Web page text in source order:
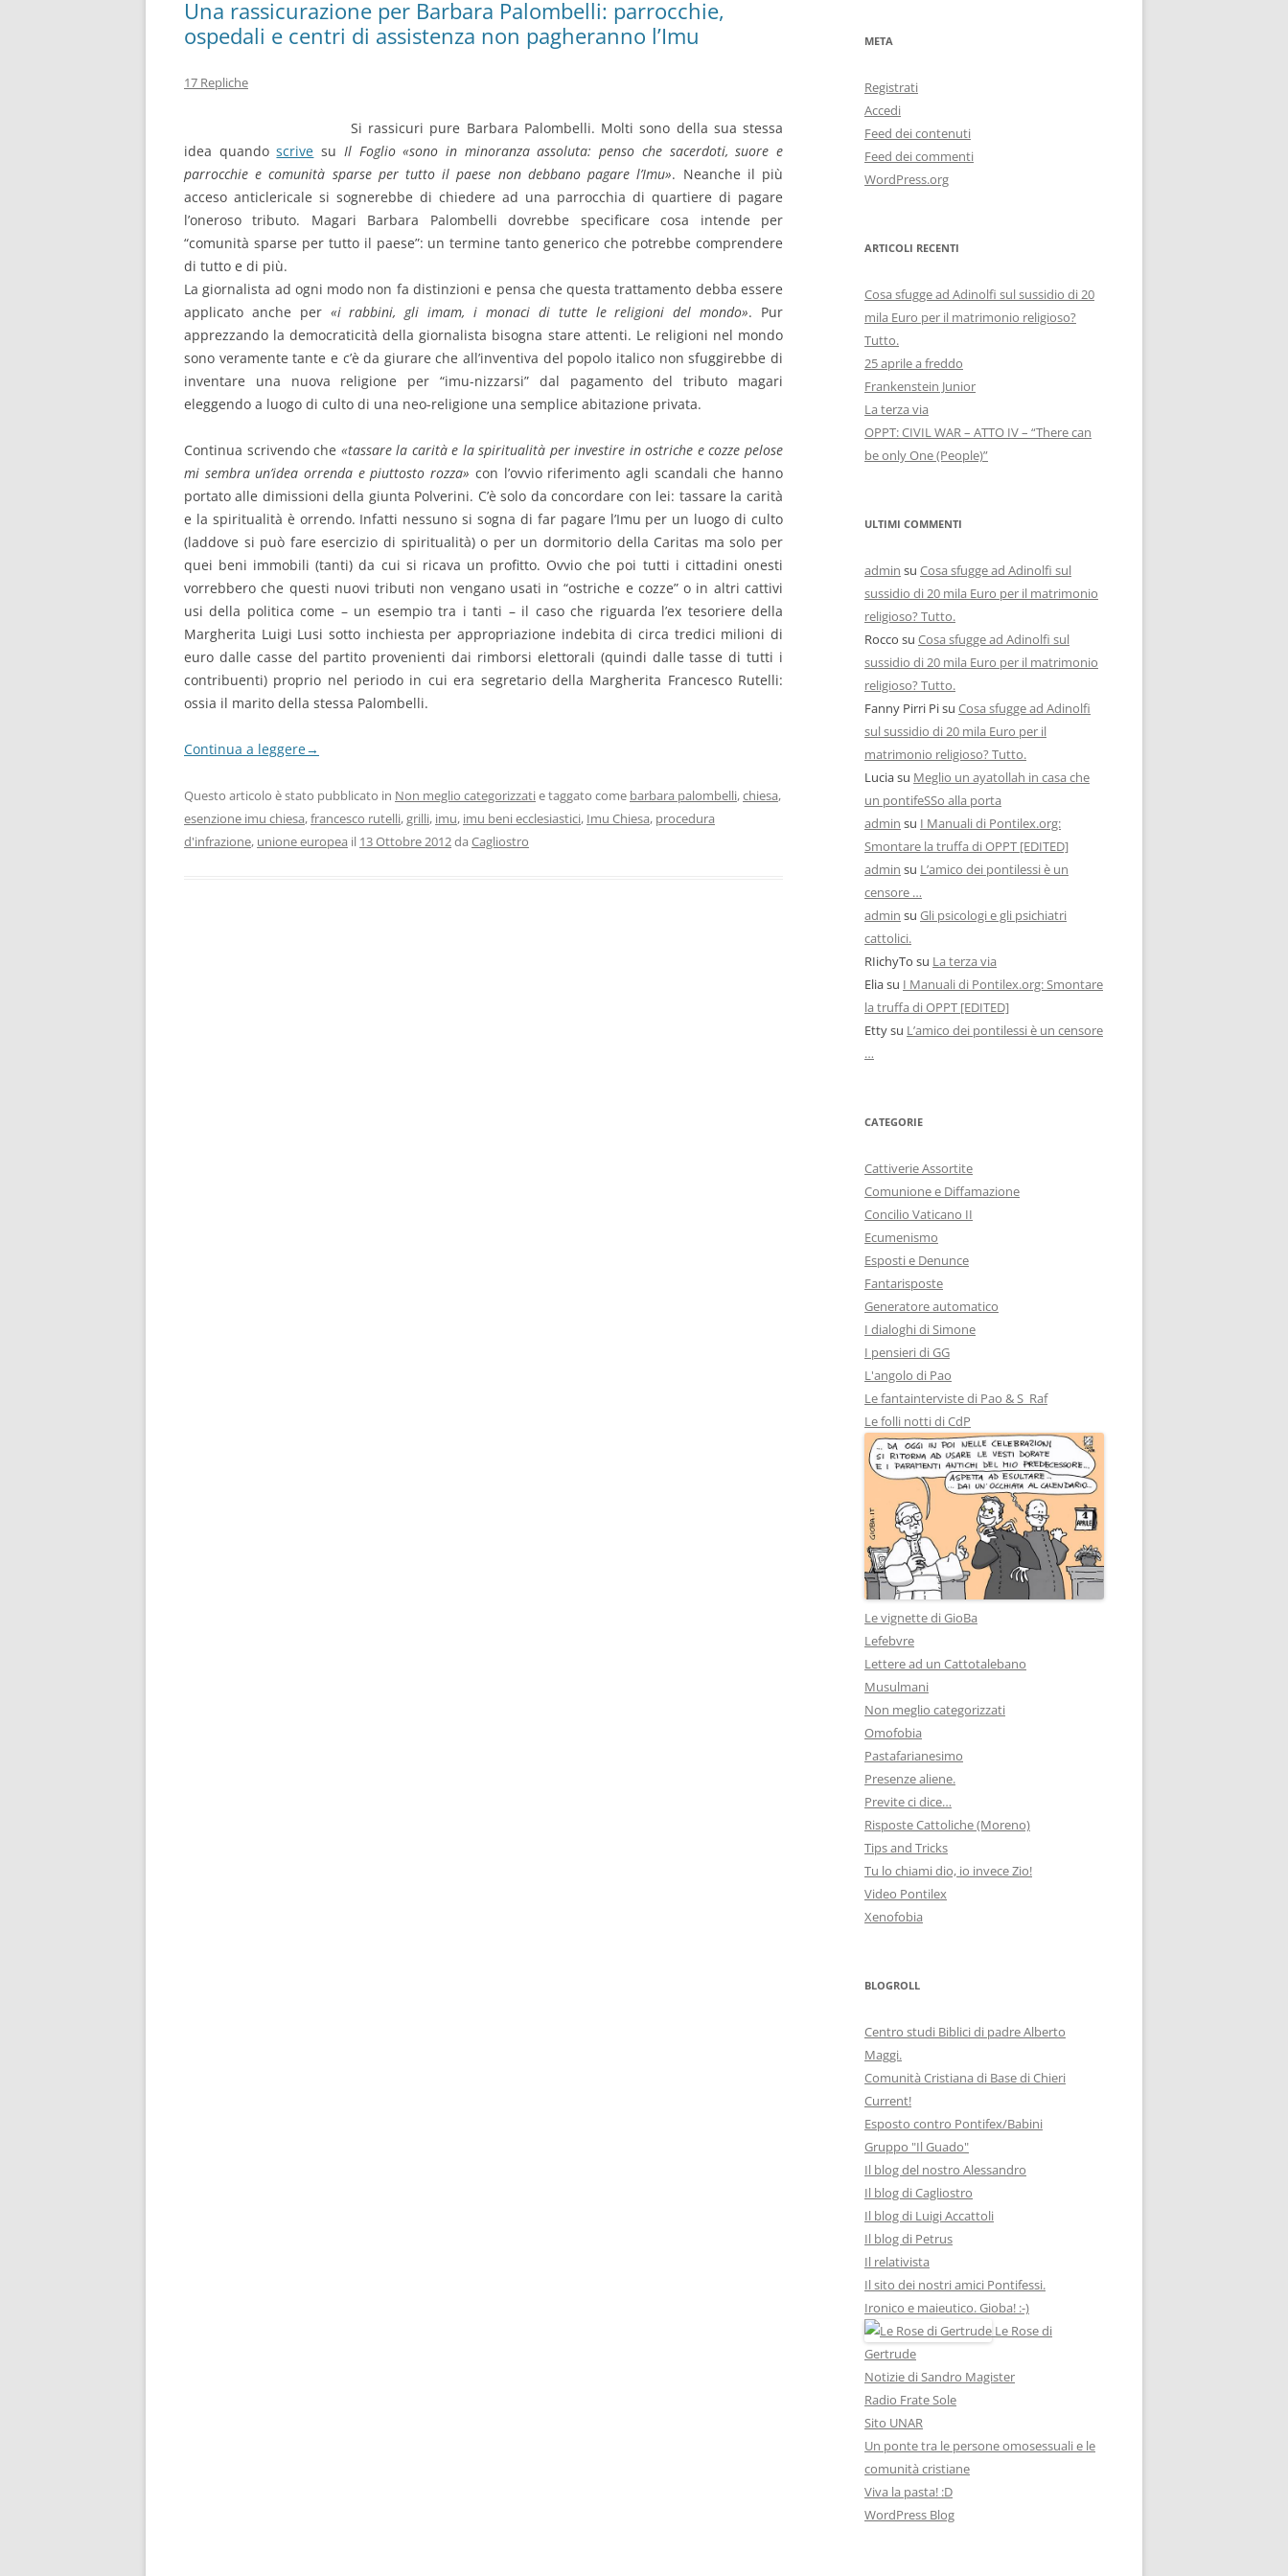
Una rassicurazione per Barbara Palombelli: parrocchie,
ospedali e centri di assistenza non pagheranno l’Imu
17 Repliche
Si rassicuri pure Barbara Palombelli. Molti sono della sua stessa
idea quandoscrive su Il Foglio «sono in minoranza assoluta: penso che sacerdoti, suore e
parrocchie e comunità sparse per tutto il paese non debbano pagare l’Imu». Neanche il più
acceso anticlericale si sognerebbe di chiedere ad una parrocchia di quartiere di pagare
l’oneroso tributo. Magari Barbara Palombelli dovrebbe specificare cosa intende per
“comunità sparse per tutto il paese”: un termine tanto generico che potrebbe comprendere
di tutto e di più.
La giornalista ad ogni modo non fa distinzioni e pensa che questa trattamento debba essere
applicato anche per «i rabbini, gli imam, i monaci di tutte le religioni del mondo». Pur
apprezzando la democraticità della giornalista bisogna stare attenti. Le religioni nel mondo
sono veramente tante e c’è da giurare che all’inventiva del popolo italico non sfuggirebbe di
inventare una nuova religione per “imu-nizzarsi” dal pagamento del tributo magari
eleggendo a luogo di culto di una neo-religione una semplice abitazione privata.
Continua scrivendo che «tassare la carità e la spiritualità per investire in ostriche e cozze pelose
mi sembra un’idea orrenda e piuttosto rozza» con l’ovvio riferimento agli scandali che hanno
portato alle dimissioni della giunta Polverini. C’è solo da concordare con lei: tassare la carità
e la spiritualità è orrendo. Infatti nessuno si sogna di far pagare l’Imu per un luogo di culto
(laddove si può fare esercizio di spiritualità) o per un dormitorio della Caritas ma solo per
quei beni immobili (tanti) da cui si ricava un profitto. Ovvio che poi tutti i cittadini onesti
vorrebbero che questi nuovi tributi non vengano usati in “ostriche e cozze” o in altri cattivi
usi della politica come – un esempio tra i tanti – il caso che riguarda l’ex tesoriere della
Margherita Luigi Lusi sotto inchiesta per appropriazione indebita di circa tredici milioni di
euro dalle casse del partito provenienti dai rimborsi elettorali (quindi dalle tasse di tutti i
contribuenti) proprio nel periodo in cui era segretario della Margherita Francesco Rutelli:
ossia il marito della stessa Palombelli.
Continua a leggere→
Questo articolo è stato pubblicato in Non meglio categorizzatie taggato come barbara palombelli,chiesa,
esenzione imu chiesa,francesco rutelli,grilli, imu, imu beni ecclesiastici, Imu Chiesa, procedura
d'infrazione, unione europea il 13 Ottobre 2012da Cagliostro
META
Registrati
Accedi
Feed dei contenuti
Feed dei commenti
WordPress.org
ARTICOLI RECENTI
Cosa sfugge ad Adinolfi sul sussidio di 20
mila Euro per il matrimonio religioso?
Tutto.
25 aprile a freddo
Frankenstein Junior
La terza via
OPPT: CIVIL WAR – ATTO IV – “There can
be only One (People)”
ULTIMI COMMENTI
admin su Cosa sfugge ad Adinolfi sul
sussidio di 20 mila Euro per il matrimonio
religioso? Tutto.
Rocco su Cosa sfugge ad Adinolfi sul
sussidio di 20 mila Euro per il matrimonio
religioso? Tutto.
Fanny Pirri Pisu Cosa sfugge ad Adinolfi
sul sussidio di 20 mila Euro per il
matrimonio religioso? Tutto.
Luciasu Meglio un ayatollah in casa che
un pontifeSSo alla porta
admin su I Manuali di Pontilex.org:
Smontare la truffa di OPPT [EDITED]
admin su L’amico dei pontilessi è un
censore …
admin su Gli psicologi e gli psichiatri
cattolici.
RIichyTo su La terza via
Eliasu I Manuali di Pontilex.org: Smontare
la truffa di OPPT [EDITED]
Ettysu L’amico dei pontilessi è un censore
…
CATEGORIE
Cattiverie Assortite
Comunione e Diffamazione
Concilio Vaticano II
Ecumenismo
Esposti e Denunce
Fantarisposte
Generatore automatico
I dialoghi di Simone
I pensieri di GG
L'angolo di Pao
Le fantainterviste di Pao & S_Raf
Le folli notti di CdP
Le vignette di GioBa
Lefebvre
Lettere ad un Cattotalebano
Musulmani
Non meglio categorizzati
Omofobia
Pastafarianesimo
Presenze aliene.
Previte ci dice…
Risposte Cattoliche (Moreno)
Tips and Tricks
Tu lo chiami dio, io invece Zio!
Video Pontilex
Xenofobia
BLOGROLL
Centro studi Biblici di padre Alberto
Maggi.
Comunità Cristiana di Base di Chieri
Current!
Esposto contro Pontifex/Babini
Gruppo "Il Guado"
Il blog del nostro Alessandro
Il blog di Cagliostro
Il blog di Luigi Accattoli
Il blog di Petrus
Il relativista
Il sito dei nostri amici Pontifessi.
Ironico e maieutico. Gioba! :-)
Le Rose di
Gertrude
Notizie di Sandro Magister
Radio Frate Sole
Sito UNAR
Un ponte tra le persone omosessuali e le
comunità cristiane
Viva la pasta! :D
WordPress Blog